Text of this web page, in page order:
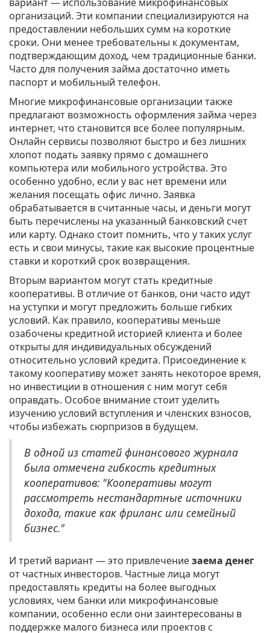
организаций. Эти компании специализируются на
предоставлении небольших сумм на короткие
сроки. Они менее требовательны к документам,
подтверждающим доход, чем традиционные банки.
Часто для получения займа достаточно иметь
паспорт и мобильный телефон.
Многие микрофинансовые организации также
предлагают возможность оформления займа через
интернет, что становится все более популярным.
Онлайн сервисы позволяют быстро и без лишних
хлопот подать заявку прямо с домашнего
компьютера или мобильного устройства. Это
особенно удобно, если у вас нет времени или
желания посещать офис лично. Заявка
обрабатывается в считанные часы, и деньги могут
быть перечислены на указанный банковский счет
или карту. Однако стоит помнить, что у таких услуг
есть и свои минусы, такие как высокие процентные
ставки и короткий срок возвращения.
Вторым вариантом могут стать кредитные
кооперативы. В отличие от банков, они часто идут
на уступки и могут предложить больше гибких
условий. Как правило, кооперативы меньше
озабочены кредитной историей клиента и более
открыты для индивидуальных обсуждений
относительно условий кредита. Присоединение к
такому кооперативу может занять некоторое время,
но инвестиции в отношения с ним могут себя
оправдать. Особое внимание стоит уделить
изучению условий вступления и членских взносов,
чтобы избежать сюрпризов в будущем.
В одной из статей финансового журнала
была отмечена гибкость кредитных
кооперативов: "Кооперативы могут
рассмотреть нестандартные источники
дохода, такие как фриланс или семейный
бизнес."
И третий вариант — это привлечениезаема денег
от частных инвесторов. Частные лица могут
предоставлять кредиты на более выгодных
условиях, чем банки или микрофинансовые
компании, особенно если они заинтересованы в
поддержке малого бизнеса или проектов с